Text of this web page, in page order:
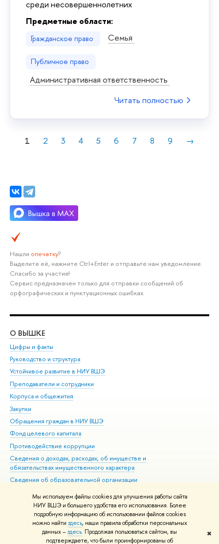
Мы используем файлы cookies для улучшения работы сайта
НИУ ВШЭ и большего удобства его использования. Более
подробную информацию об использовании файлов cookies
можно найти здесь, наши правила обработки персональных
данных –здесь. Продолжая пользоваться сайтом, вы
подтверждаете, что были проинформированы об
✖
среди несовершеннолетних
Предметные области:
Гражданское право Семья
Публичное право
Административная ответственность
Читать полностью
1 2 3 4 5 6 7 8 9 →
Нашли опечатку?
Выделите её, нажмите Ctrl+Enter и отправьте нам уведомление.
Спасибо за участие!
Сервис предназначен только для отправки сообщений об
орфографических и пунктуационных ошибках.
О ВЫШКЕ
Цифры и факты
Руководство и структура
Устойчивое развитие в НИУ ВШЭ
Преподаватели и сотрудники
Корпуса и общежития
Закупки
Обращения граждан в НИУ ВШЭ
Фонд целевого капитала
Противодействие коррупции
Сведения о доходах, расходах, об имуществе и
обязательствах имущественного характера
Сведения об образовательной организации
Людям с ограниченными возможностями здоровья
Единая платежная страница
Работа в Вышке